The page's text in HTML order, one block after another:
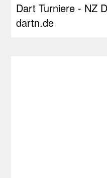
Dart Turniere - NZ
dartn.de